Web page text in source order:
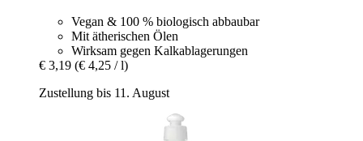
Vegan & 100 % biologisch abbaubar
Mit ätherischen Ölen
Wirksam gegen Kalkablagerungen
€ 3,19 (€ 4,25 / l)
Zustellung bis 11. August